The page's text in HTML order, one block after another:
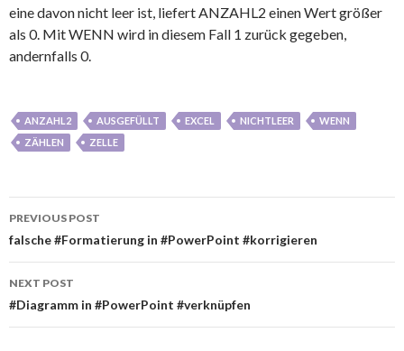
eine davon nicht leer ist, liefert ANZAHL2 einen Wert größer
als 0. Mit WENN wird in diesem Fall 1 zurück gegeben,
andernfalls 0.
ANZAHL2 AUSGEFÜLLT EXCEL NICHTLEER
WENN
ZÄHLEN
ZELLE
Post
navigation
PREVIOUS POST
falsche #Formatierung in #PowerPoint #korrigieren
NEXT POST
#Diagramm in #PowerPoint #verknüpfen